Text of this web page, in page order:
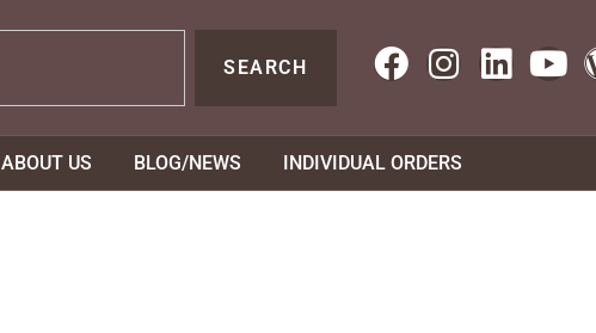
SEARCH
ABOUT US BLOG/NEWS INDIVIDUAL ORDERS